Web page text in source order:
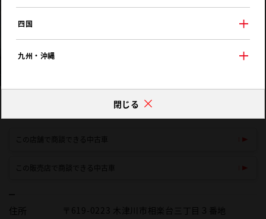
四国
九州・沖縄
閉じる
当店は広大な敷地にU-CARを展示しており、新車販売・サービス工場も併設しております。ス
この店舗で商談できる中古車
この販売店で商談できる中古車
住所 〒619-0223 木津川市相楽台三丁目３番地